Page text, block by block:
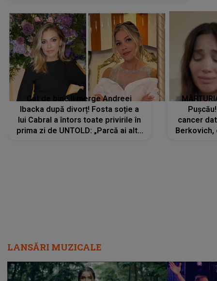
Cât de bine îi merge Andreei
Ibacka după divorț! Fosta soție a
lui Cabral a întors toate privirile în
prima zi de UNTOLD: „Parcă ai altă
cancer
Berkovich,
LANSĂRI MUZICALE